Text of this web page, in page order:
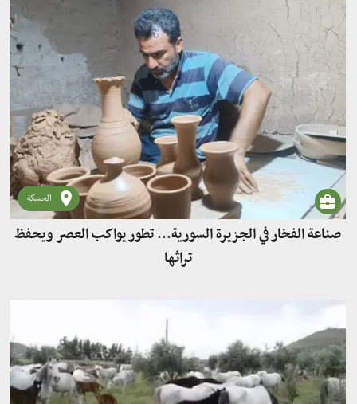
الحسكة
صناعة الفخار في الجزيرة السورية... تطور يواكب العصر ويحفظ
تراثها